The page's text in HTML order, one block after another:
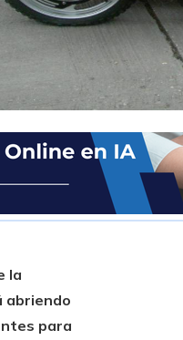
la
abriendo
para